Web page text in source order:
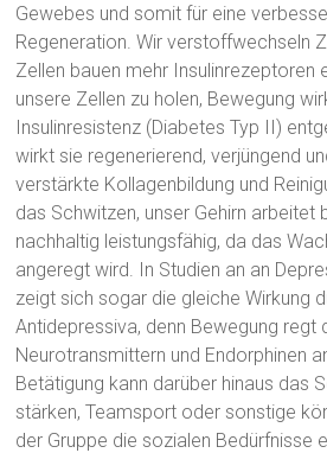
Gewebes und somit für eine
Regeneration. Wir verstoffwechseln
Zellen bauen mehr Insulinrezeptoren
unsere Zellen zu holen, Bewegung
Insulinresistenz (Diabetes Typ II)
wirkt sie regenerierend, verjüngend
verstärkte Kollagenbildung und
das Schwitzen, unser Gehirn arbeitet
nachhaltig leistungsfähig, da das
angeregt wird. In Studien an an
zeigt sich sogar die gleiche Wirkung
Antidepressiva, denn Bewegung regt
Neurotransmittern und Endorphinen
Betätigung kann darüber hinaus das
stärken, Teamsport oder sonstige
der Gruppe die sozialen Bedürfnisse